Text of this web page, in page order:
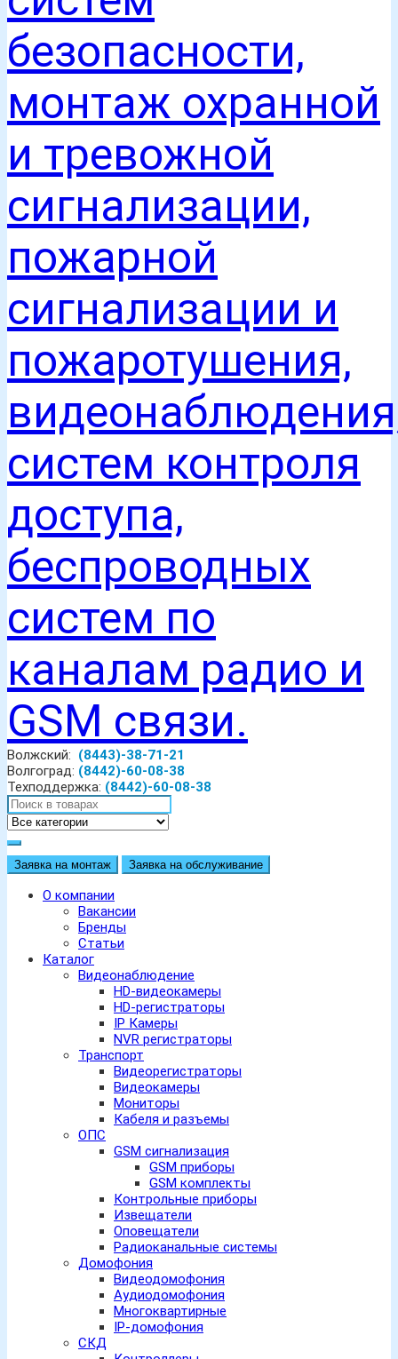
Волжский: (8443)-38-71-21
Волгоград: (8442)-60-08-38
Техподдержка: (8442)-60-08-38
Заявка на монтаж Заявка на обслуживание
О компании
Вакансии
Бренды
Статьи
Каталог
Видеонаблюдение
HD-видеокамеры
HD-регистраторы
IP Камеры
NVR регистраторы
Транспорт
Видеорегистраторы
Видеокамеры
Мониторы
Кабеля и разъемы
ОПС
GSM сигнализация
GSM приборы
GSM комплекты
Контрольные приборы
Извещатели
Оповещатели
Радиоканальные системы
Домофония
Видеодомофония
Аудиодомофония
Многоквартирные
IP-домофония
СКД